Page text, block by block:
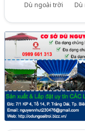
Dù ngoài trời Dù